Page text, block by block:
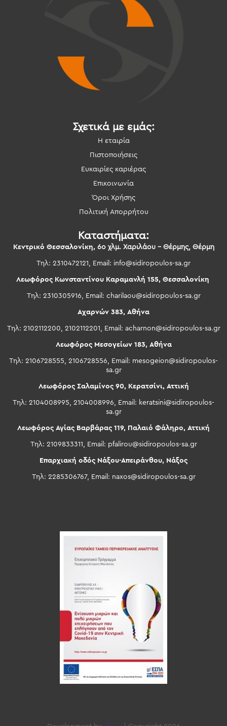
Σχετικά με εμάς:
Η εταιρία
Πιστοποιήσεις
Ευκαιρίες καριέρας
Επικοινωνία
Όροι Χρήσης
Πολιτική Απορρήτου
Καταστήματα:
Κεντρικό Θεσσαλονίκη, 6ο χλμ. Χαριλάου – Θέρμης, Θέρμη
Τηλ: 2310472121, Email: info@sidiropoulos-sa.gr
Λεωφόρος Κωνσταντίνου Καραμανλή 155, Θεσσαλονίκη
Τηλ: 2310305916, Email: charilaou@sidiropoulos-sa.gr
Αχαρνών 383, Αθήνα
Τηλ: 2102112200, 2102112201, Email: acharnon@sidiropoulos-sa.gr
Λεωφόρος Μεσογείων 183, Αθήνα
Τηλ: 2106728555, 2106728556, Email: mesogeion@sidiropoulos-
sa.gr
Λεωφόρος Σαλαμίνος 90, Κερατσίνι, Αττική
Τηλ: 2104008995, 2104008996, Email: keratsini@sidiropoulos-
sa.gr
Λεωφόρος Αγίας Βαρβάρας 119, Παλαιό Φάληρο, Αττική
Τηλ: 2109833311, Email: pfalirou@sidiropoulos-sa.gr
Επαρχιακή οδός Νάξου-Απειράνθου, Νάξος
Τηλ: 2285306767, Email: naxos@sidiropoulos-sa.gr